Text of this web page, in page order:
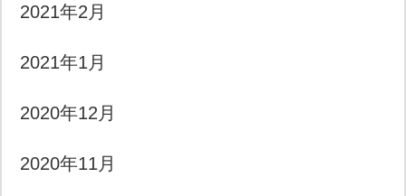
2021年2月
2021年1月
2020年12月
2020年11月